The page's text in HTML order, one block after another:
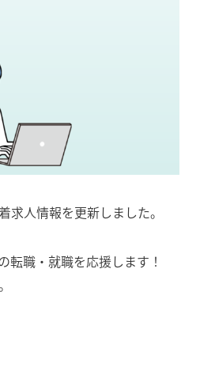
人情報を更新しました。
転職・就職を応援します！